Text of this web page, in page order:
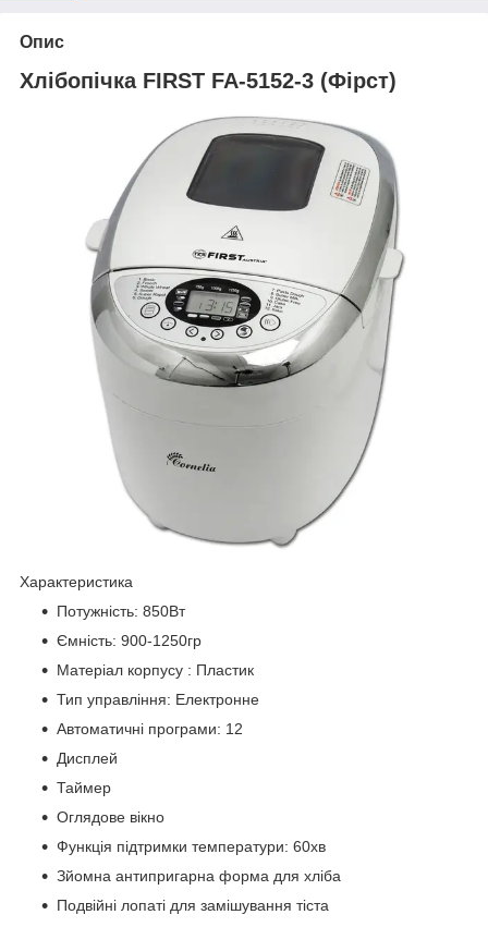
Опис
Хлібопічка FIRST FA-5152-3 (Фірст)
Характеристика
Потужність: 850Вт
Ємність: 900-1250гр
Матеріал корпусу : Пластик
Тип управління: Електронне
Автоматичні програми: 12
Дисплей
Таймер
Оглядове вікно
Функція підтримки температури: 60хв
Зйомна антипригарна форма для хліба
Подвійні лопаті для замішування тіста